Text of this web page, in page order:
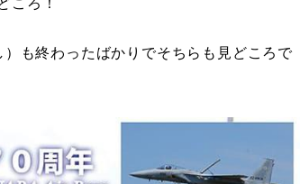
も終わったばかりでそちらも見どころで